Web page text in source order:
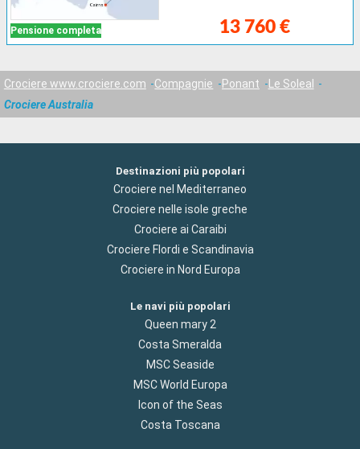
Pensione completa 13 760 €
Crociere www.crociere.com Compagnie Ponant
Le Soleal
Crociere Australia
Destinazioni più popolari
Crociere nel Mediterraneo
Crociere nelle isole greche
Crociere ai Caraibi
Crociere Flordi e Scandinavia
Crociere in Nord Europa
Le navi più popolari
Queen mary 2
Costa Smeralda
MSC Seaside
MSC World Europa
Icon of the Seas
Costa Toscana